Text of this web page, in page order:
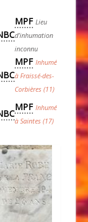
MPF Lieu
d’inhumation
inconnu
MPF Inhumé
à Fraissé-des-
Corbières (11)
MPF Inhumé
à Saintes (17)